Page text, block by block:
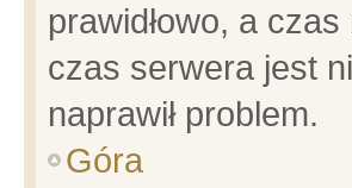
prawidłowo, a
czas serwera jest
naprawił problem.
Góra